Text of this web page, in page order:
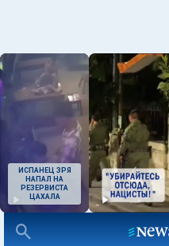
ИСПАНЕЦ ЗРЯ
НАПАЛ НА
РЕЗЕРВИСТА
ЦАХАЛА